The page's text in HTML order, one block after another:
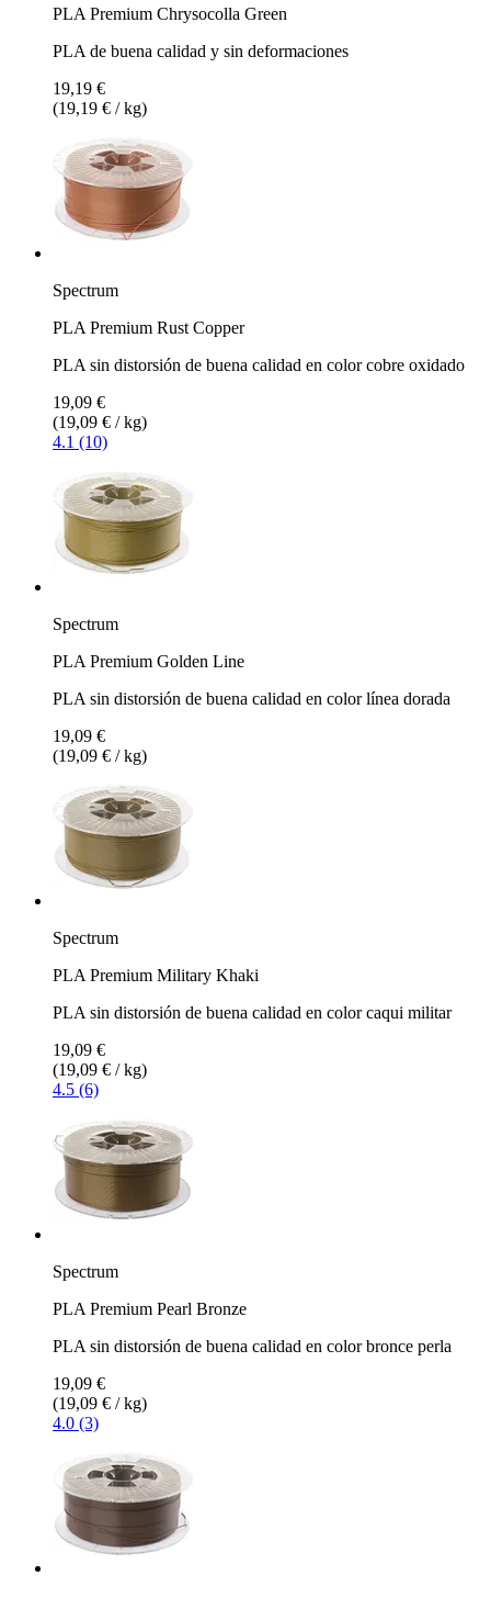
PLA Premium Chrysocolla Green
PLA de buena calidad y sin deformaciones
19,19 €
(19,19 € / kg)
Spectrum
PLA Premium Rust Copper
PLA sin distorsión de buena calidad en color cobre oxidado
19,09 €
(19,09 € / kg)
4.1 (10)
Spectrum
PLA Premium Golden Line
PLA sin distorsión de buena calidad en color línea dorada
19,09 €
(19,09 € / kg)
Spectrum
PLA Premium Military Khaki
PLA sin distorsión de buena calidad en color caqui militar
19,09 €
(19,09 € / kg)
4.5 (6)
Spectrum
PLA Premium Pearl Bronze
PLA sin distorsión de buena calidad en color bronce perla
19,09 €
(19,09 € / kg)
4.0 (3)